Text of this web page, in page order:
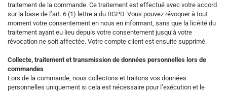
traitement de la commande. Ce traitement est effectué avec votre accord
sur la base de l’art. 6 (1) lettre a du RGPD. Vous pouvez révoquer à tout
moment votre consentement en nous en informant, sans que la licéité du
traitement ayant eu lieu depuis votre consentement jusqu’à votre
révocation ne soit affectée. Votre compte client est ensuite supprimé.
Collecte, traitement et transmission de données personnelles lors de
commandes
Lors de la commande, nous collectons et traitons vos données
personnelles uniquement si cela est nécessaire pour l’exécution et le